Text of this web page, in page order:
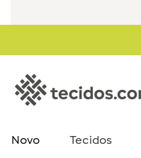
Novo Tecidos